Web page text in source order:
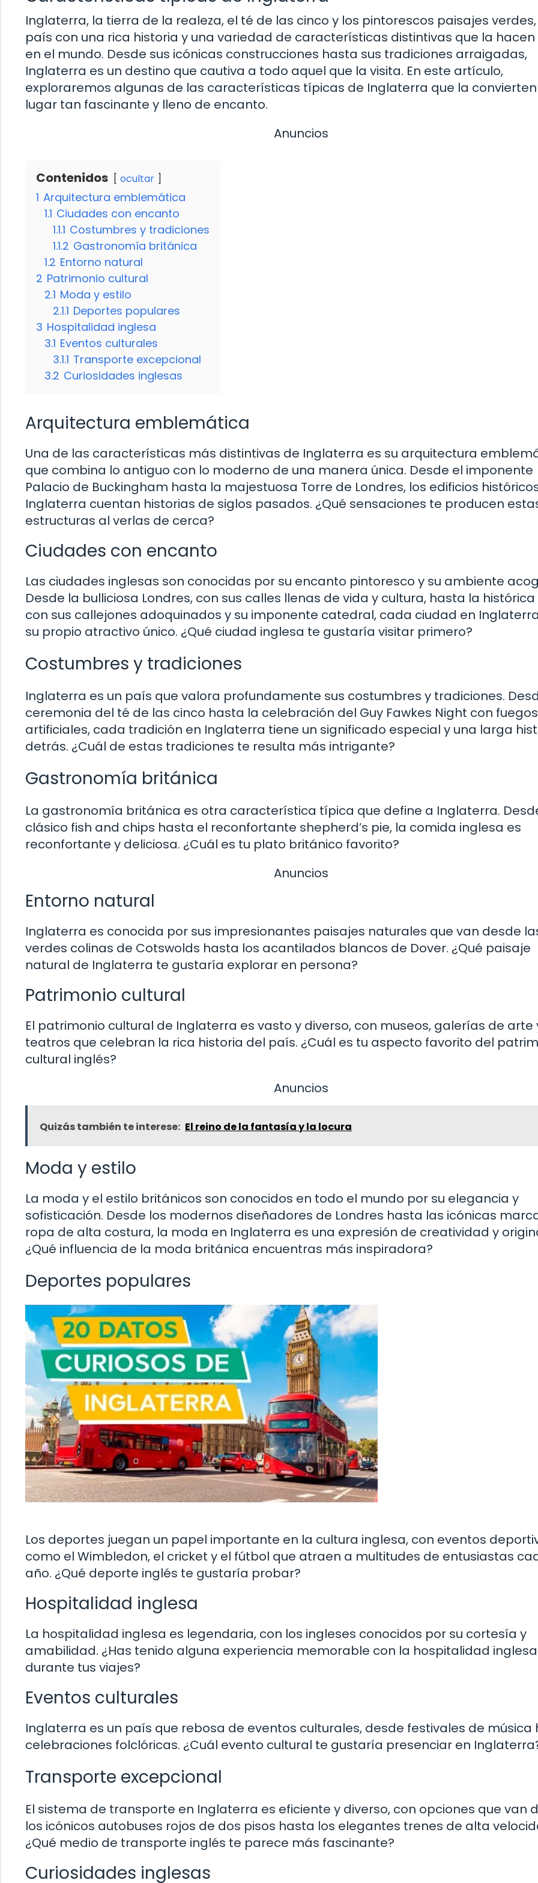
Inglaterra, la tierra de la realeza, el té de las cinco y los pintorescos paisajes verdes,
país con una rica historia y una variedad de características distintivas que la hacen
en el mundo. Desde sus icónicas construcciones hasta sus tradiciones arraigadas,
Inglaterra es un destino que cautiva a todo aquel que la visita. En este artículo,
exploraremos algunas de las características típicas de Inglaterra que la convierten
lugar tan fascinante y lleno de encanto.
Anuncios
Contenidos ocultar
1 Arquitectura emblemática
1.1 Ciudades con encanto
1.1.1 Costumbres y tradiciones
1.1.2 Gastronomía británica
1.2 Entorno natural
2 Patrimonio cultural
2.1 Moda y estilo
2.1.1 Deportes populares
3 Hospitalidad inglesa
3.1 Eventos culturales
3.1.1 Transporte excepcional
3.2 Curiosidades inglesas
Arquitectura emblemática
Una de las características más distintivas de Inglaterra es su arquitectura
que combina lo antiguo con lo moderno de una manera única. Desde el imponente
Palacio de Buckingham hasta la majestuosa Torre de Londres, los edificios
Inglaterra cuentan historias de siglos pasados. ¿Qué sensaciones te producen
estructuras al verlas de cerca?
Ciudades con encanto
Las ciudades inglesas son conocidas por su encanto pintoresco y su ambiente
Desde la bulliciosa Londres, con sus calles llenas de vida y cultura, hasta la histórica
con sus callejones adoquinados y su imponente catedral, cada ciudad en
su propio atractivo único. ¿Qué ciudad inglesa te gustaría visitar primero?
Costumbres y tradiciones
Inglaterra es un país que valora profundamente sus costumbres y tradiciones.
ceremonia del té de las cinco hasta la celebración del Guy Fawkes Night con fuegos
artificiales, cada tradición en Inglaterra tiene un significado especial y una larga
detrás. ¿Cuál de estas tradiciones te resulta más intrigante?
Gastronomía británica
La gastronomía británica es otra característica típica que define a Inglaterra.
clásico fish and chips hasta el reconfortante shepherd’s pie, la comida inglesa es
reconfortante y deliciosa. ¿Cuál es tu plato británico favorito?
Anuncios
Entorno natural
Inglaterra es conocida por sus impresionantes paisajes naturales que van desde
verdes colinas de Cotswolds hasta los acantilados blancos de Dover. ¿Qué paisaje
natural de Inglaterra te gustaría explorar en persona?
Patrimonio cultural
El patrimonio cultural de Inglaterra es vasto y diverso, con museos, galerías de arte
teatros que celebran la rica historia del país. ¿Cuál es tu aspecto favorito del
cultural inglés?
Anuncios
Quizás también te interese: El reino de la fantasía y la locura
Moda y estilo
La moda y el estilo británicos son conocidos en todo el mundo por su elegancia y
sofisticación. Desde los modernos diseñadores de Londres hasta las icónicas
ropa de alta costura, la moda en Inglaterra es una expresión de creatividad y
¿Qué influencia de la moda británica encuentras más inspiradora?
Deportes populares
Los deportes juegan un papel importante en la cultura inglesa, con eventos
como el Wimbledon, el cricket y el fútbol que atraen a multitudes de entusiastas
año. ¿Qué deporte inglés te gustaría probar?
Hospitalidad inglesa
La hospitalidad inglesa es legendaria, con los ingleses conocidos por su cortesía y
amabilidad. ¿Has tenido alguna experiencia memorable con la hospitalidad inglesa
durante tus viajes?
Eventos culturales
Inglaterra es un país que rebosa de eventos culturales, desde festivales de música
celebraciones folclóricas. ¿Cuál evento cultural te gustaría presenciar en
Transporte excepcional
El sistema de transporte en Inglaterra es eficiente y diverso, con opciones que van
los icónicos autobuses rojos de dos pisos hasta los elegantes trenes de alta
¿Qué medio de transporte inglés te parece más fascinante?
Curiosidades inglesas